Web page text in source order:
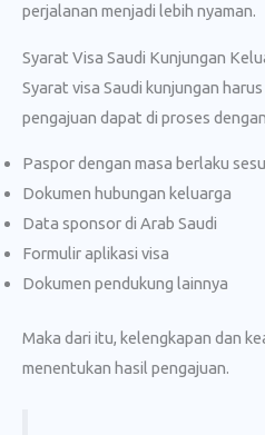
perjalanan menjadi lebih nyaman.
Syarat Visa Saudi Kunjungan
Syarat visa Saudi kunjungan
pengajuan dapat di proses
Paspor dengan masa berlaku
Dokumen hubungan keluarga
Data sponsor di Arab Saudi
Formulir aplikasi visa
Dokumen pendukung lainnya
Maka dari itu, kelengkapan dan
menentukan hasil pengajuan.